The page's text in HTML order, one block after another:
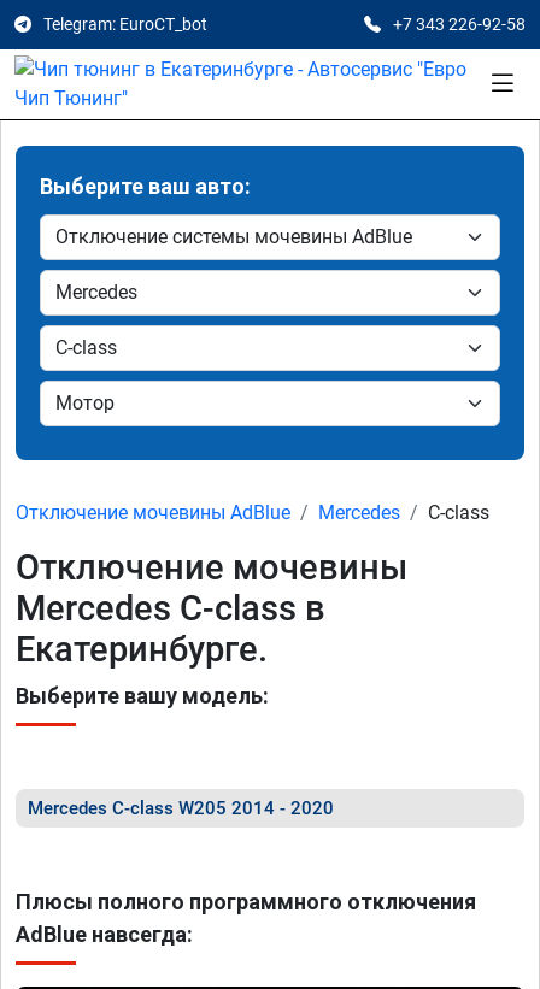
Telegram: EuroCT_bot +7 343 226-92-58
Выберите ваш авто:
Отключение мочевины AdBlue Mercedes C-class
Отключение мочевины
Mercedes C-class в
Екатеринбурге.
Выберите вашу модель:
Mercedes C-class W205 2014 - 2020
Плюсы полного программного отключения
AdBlue навсегда: